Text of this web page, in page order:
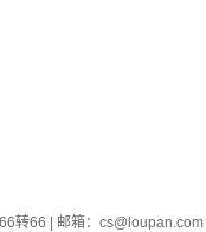
转66 | 邮箱： cs@loupan.com